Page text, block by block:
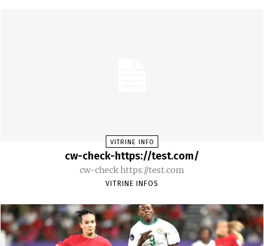
VITRINE INFO
cw-check-https://test.com/
cw-check https://test.com
VITRINE INFOS